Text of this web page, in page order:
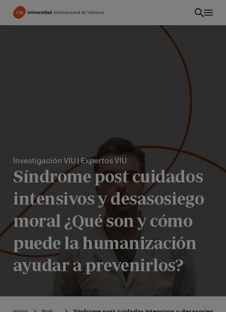
Pasar
Investigación VIU | Expertos VIU
Síndrome post cuidados
intensivos y desasosiego
moral ¿Qué son y cómo
puede la humanización
ayudar a prevenirlos?